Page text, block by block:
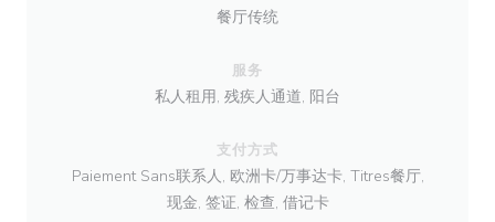
餐厅传统
服务
私人租用, 残疾人通道, 阳台
支付方式
Paiement Sans联系人, 欧洲卡/万事达卡, Titres餐厅,
现金, 签证, 检查, 借记卡